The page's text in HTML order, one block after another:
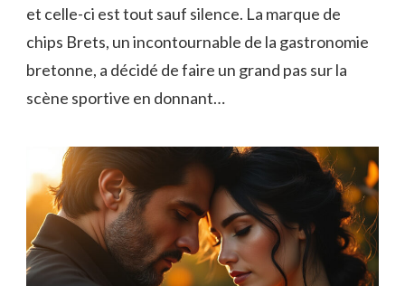
et celle-ci est tout sauf silence. La marque de
chips Brets, un incontournable de la gastronomie
bretonne, a décidé de faire un grand pas sur la
scène sportive en donnant…